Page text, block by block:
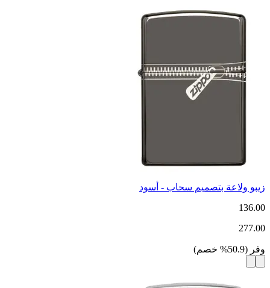
زيبو ولاعة بتصميم سحاب - أسود
136.00
277.00
وفر (
50.9
% خصم)